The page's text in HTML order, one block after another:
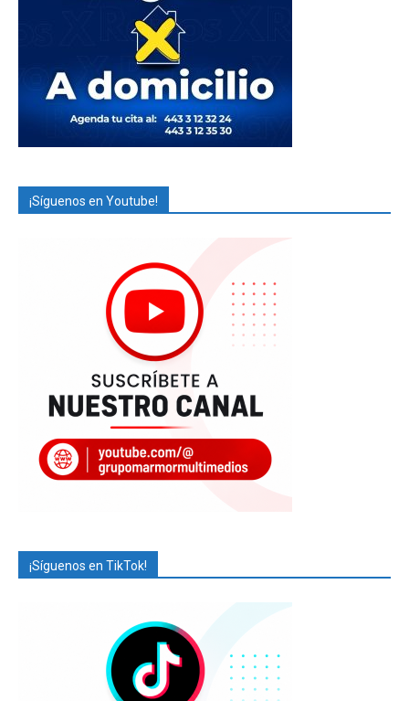
¡Síguenos en Youtube!
¡Síguenos en TikTok!